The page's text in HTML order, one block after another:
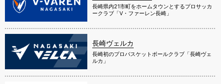
長崎県内21市町をホームタウンとするプロサッカ
ークラブ「V・ファーレン長崎」
長崎ヴェルカ
長崎初のプロバスケットボールクラブ「長崎ヴェ
ルカ」